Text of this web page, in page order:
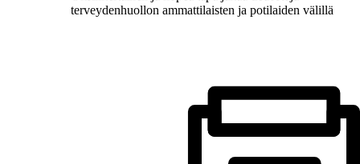
terveydenhuollon ammattilaisten ja potilaiden välillä